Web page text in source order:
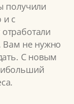
получили
и с
Вам не нужно
С новым